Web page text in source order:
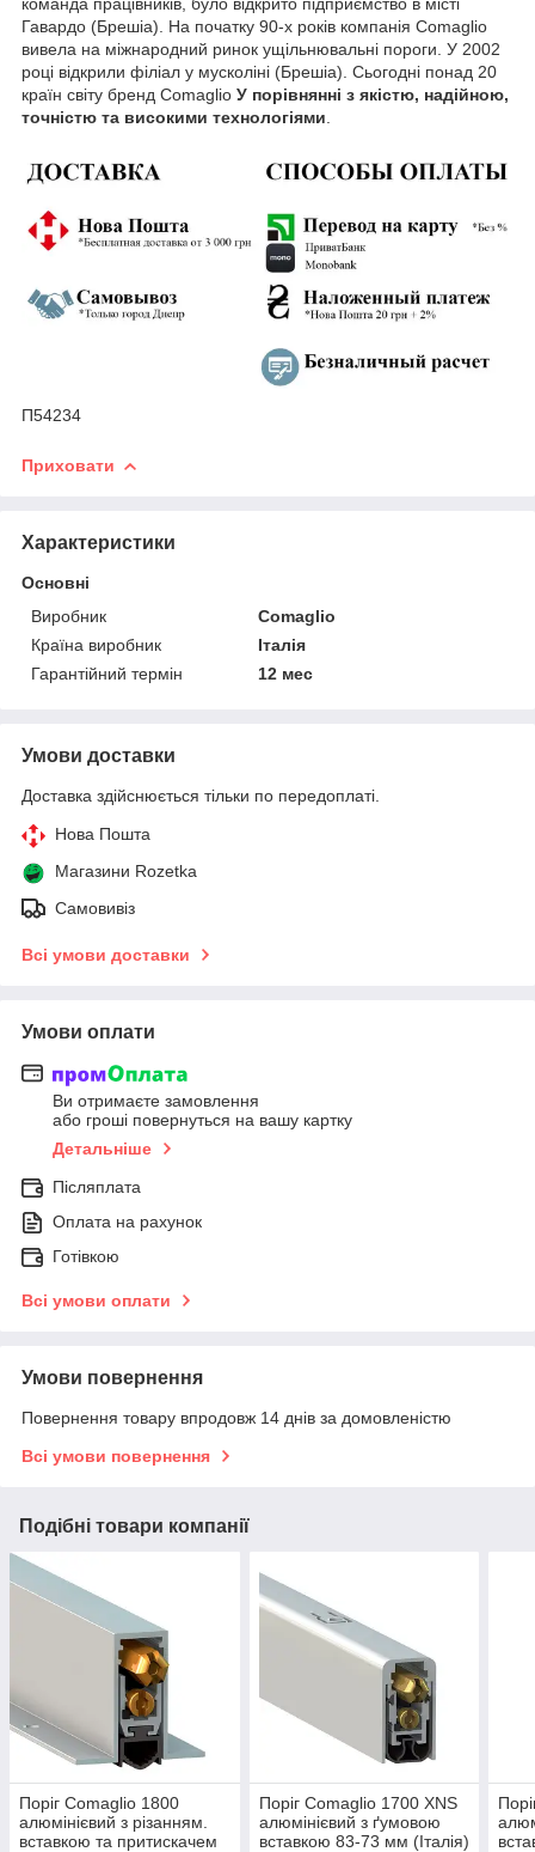
Гавардо (Брешіа). На початку 90-х років компанія Comaglio
вивела на міжнародний ринок ущільнювальні пороги. У 2002
році відкрили філіал у мусколіні (Брешіа). Сьогодні понад 20
країн світу бренд Comaglio У порівнянні з якістю, надійною,
точністю та високими технологіями
П54234
Приховати
Характеристики
Основні
Виробник
Comaglio
Країна виробник
Італія
Гарантійний термін
12 мес
Умови доставки
Доставка здійснюється тільки по передоплаті.
Нова Пошта
Магазини Rozetka
Самовивіз
Всі умови доставки
Умови оплати
Ви отримаєте замовлення
або гроші повернуться на вашу картку
Детальніше
Післяплата
Оплата на рахунок
Готівкою
Всі умови оплати
Умови повернення
Повернення товару впродовж 14 днів за домовленістю
Всі умови повернення
Подібні товари компанії
Поріг Comaglio 1800
алюмінієвий з різанням.
вставкою та притискачем
Поріг Comaglio 1700 XNS
алюмінієвий з ґумовою
вставкою 83-73 мм (Італія)